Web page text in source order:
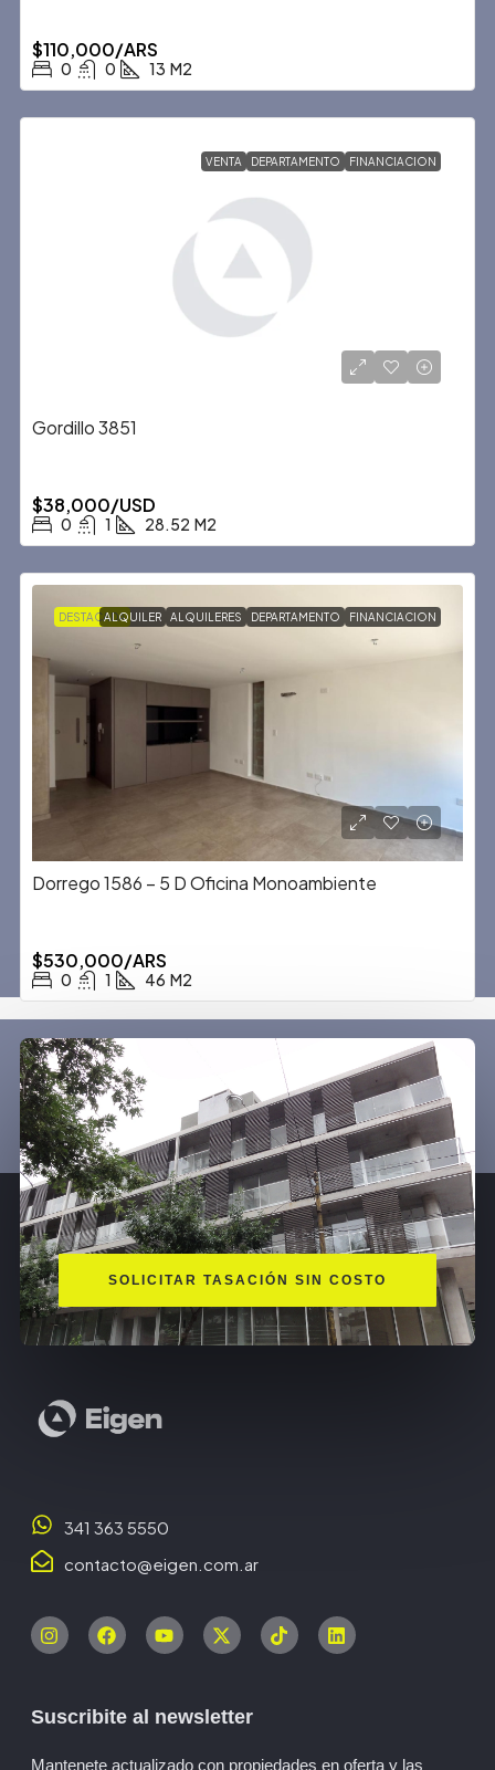
$110,000/ARS
0 0 13 M2
VENTA DEPARTAMENTO FINANCIACION
Gordillo 3851
$38,000/USD
0 1 28.52 M2
DESTACADAALQUILER ALQUILERES DEPARTAMENTO FINANCIACION
Dorrego 1586 – 5 D Oficina Monoambiente
$530,000/ARS
0 1 46 M2
SOLICITAR TASACIÓN SIN COSTO
341 363 5550
contacto@eigen.com.ar
Suscribite al newsletter
Mantenete actualizado con propiedades en oferta y las